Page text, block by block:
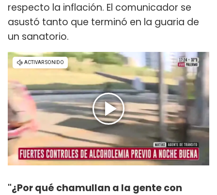
respecto la inflación. El comunicador se
asustó tanto que terminó en la guaria de
un sanatorio.
"¿Por qué chamullan a la gente con